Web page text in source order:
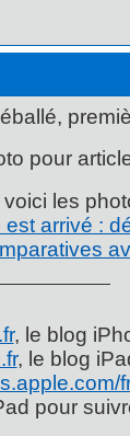
pour
voici les
est arrivé :
, le blog
, le blog
pour